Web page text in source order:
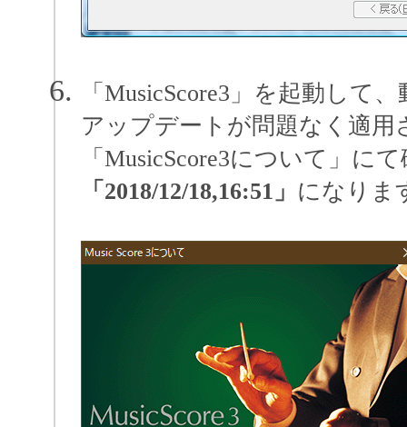
「MusicScore3」を起動して
アップデートが問題なく適
「MusicScore3について」に
「2018/12/18,16:51」 になりま